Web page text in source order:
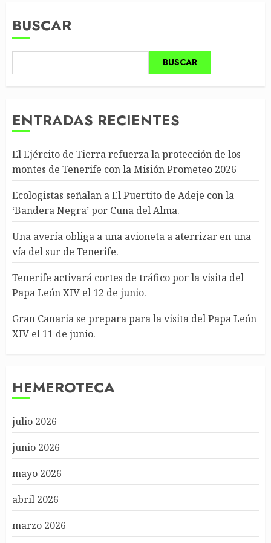
BUSCAR
BUSCAR
ENTRADAS RECIENTES
El Ejército de Tierra refuerza la protección de los
montes de Tenerife con la Misión Prometeo 2026
Ecologistas señalan a El Puertito de Adeje con la
‘Bandera Negra’ por Cuna del Alma.
Una avería obliga a una avioneta a aterrizar en una
vía del sur de Tenerife.
Tenerife activará cortes de tráfico por la visita del
Papa León XIV el 12 de junio.
Gran Canaria se prepara para la visita del Papa León
XIV el 11 de junio.
HEMEROTECA
julio 2026
junio 2026
mayo 2026
abril 2026
marzo 2026